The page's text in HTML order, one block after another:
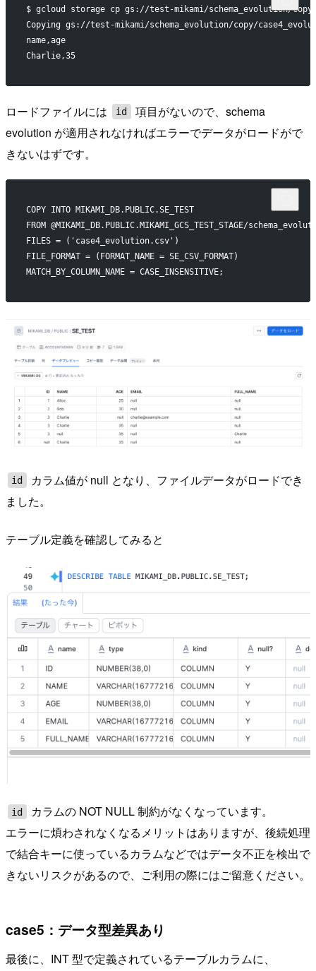
$ gcloud storage cp gs://test-mikami/schema_evolution/
Copying gs://test-mikami/schema_evolution/copy/
name,age
Charlie,35
ロードファイルには id
項目がないので、schema
evolution が適用されなければエラーでデータがロードがで
きないはずです。
COPY INTO MIKAMI_DB.PUBLIC.SE_TEST
FROM @MIKAMI_DB.PUBLIC.MIKAMI_GCS_TEST_STAGE/
FILES = ('case4_evolution.csv')
FILE_FORMAT = (FORMAT_NAME = SE_CSV_FORMAT)
MATCH_BY_COLUMN_NAME = CASE_INSENSITIVE;
id
カラム値が null となり、ファイルデータがロードでき
ました。
テーブル定義を確認してみると
id
カラムの NOT NULL 制約がなくなっています。
エラーに煩わされなくなるメリットはありますが、後続処理
で結合キーに使っているカラムなどではデータ不正を検出で
きないリスクがあるので、ご利用の際にはご留意ください。
case5：データ型差異あり
最後に、INT 型で定義されているテーブルカラムに、